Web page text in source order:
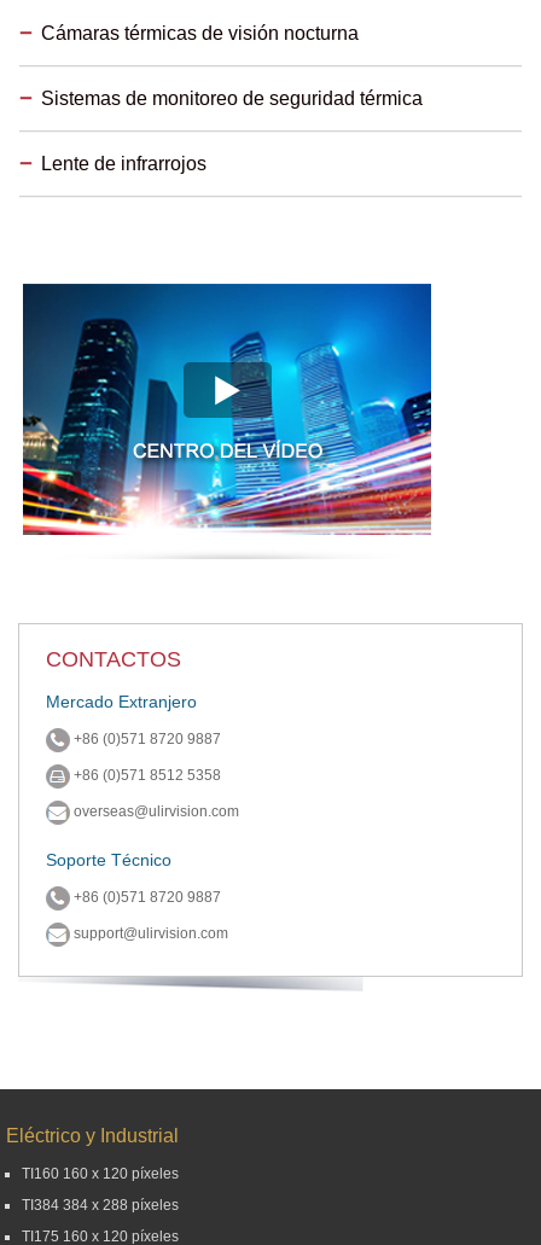
Cámaras térmicas de visión nocturna
Sistemas de monitoreo de seguridad térmica
Lente de infrarrojos
CONTACTOS
Mercado Extranjero
+86 (0)571 8720 9887
+86 (0)571 8512 5358
overseas@ulirvision.com
Soporte Técnico
+86 (0)571 8720 9887
support@ulirvision.com
Eléctrico y Industrial
TI160 160 x 120 píxeles
TI384 384 x 288 píxeles
TI175 160 x 120 píxeles